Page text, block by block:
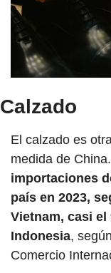
Calzado
El calzado es
medida de China.
importaciones
país en 2023,
Vietnam, casi el
Indonesia,
Comercio